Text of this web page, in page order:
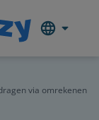
via omrekenen